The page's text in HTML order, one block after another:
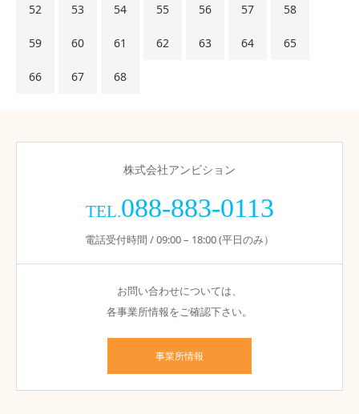
52 53 54 55 56 57 58
59 60 61 62 63 64 65
66 67 68
株式会社アンビション
TEL.088-883-0113
電話受付時間 / 09:00 – 18:00 (平日のみ）
お問い合わせについては、
各事業所情報をご確認下さい。
事業所情報